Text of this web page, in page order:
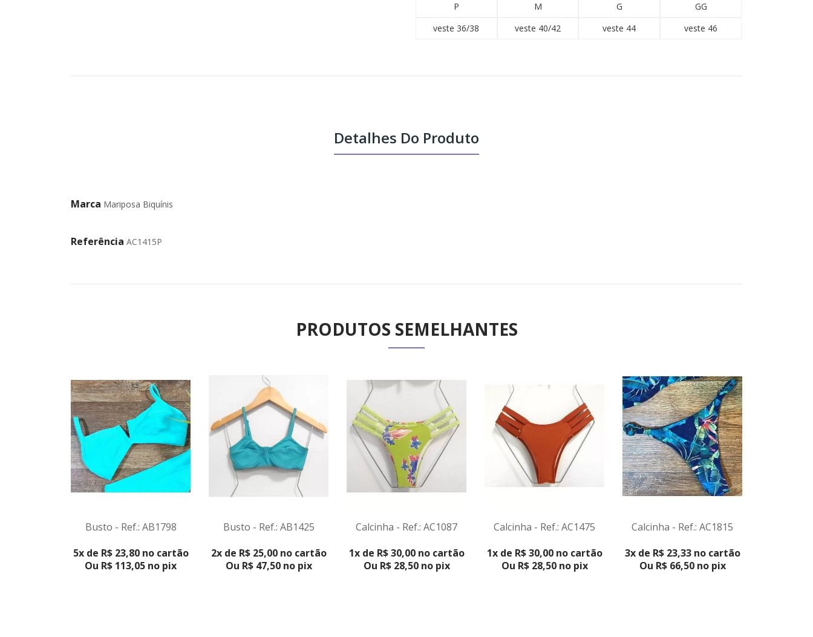
P M G
GG
veste 36/38
veste 40/42 veste 44 veste 46
Detalhes Do Produto
Marca Mariposa Biquínis
Referência AC1415P
PRODUTOS SEMELHANTES
Busto - Ref.: AB1798
5x de R$ 23,80 no cartão
Ou R$ 113,05 no pix
Busto - Ref.: AB1425
2x de R$ 25,00 no cartão
Ou R$ 47,50 no pix
Calcinha - Ref.: AC1087
1x de R$ 30,00 no cartão
Ou R$ 28,50 no pix
Calcinha - Ref.: AC1475
1x de R$ 30,00 no cartão
Ou R$ 28,50 no pix
Calcinha - Ref.: AC1815
3x de R$ 23,33 no cartão
Ou R$ 66,50 no pix